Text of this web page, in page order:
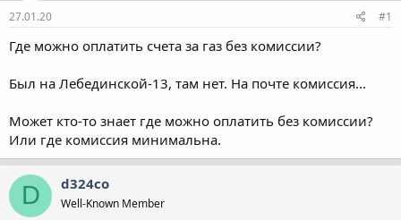
е
м
и
р
н
27.01.20 #1
Где можно оплатить счета за газ без комиссии?
Был на Лебединской-13, там нет. На почте комиссия...
Может кто-то знает где можно оплатить без комиссии?
Или где комиссия минимальна.
D d324co
Well-Known Member